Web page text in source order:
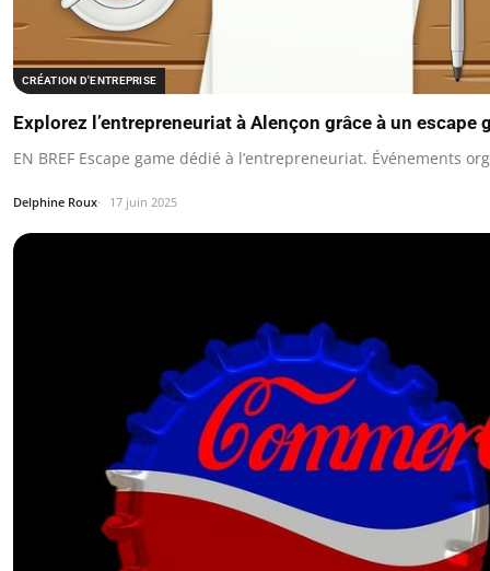
CRÉATION D'ENTREPRISE
Explorez l’entrepreneuriat à Alençon grâce à un escape
EN BREF Escape game dédié à l’entrepreneuriat. Événements
Delphine Roux 17 juin 2025